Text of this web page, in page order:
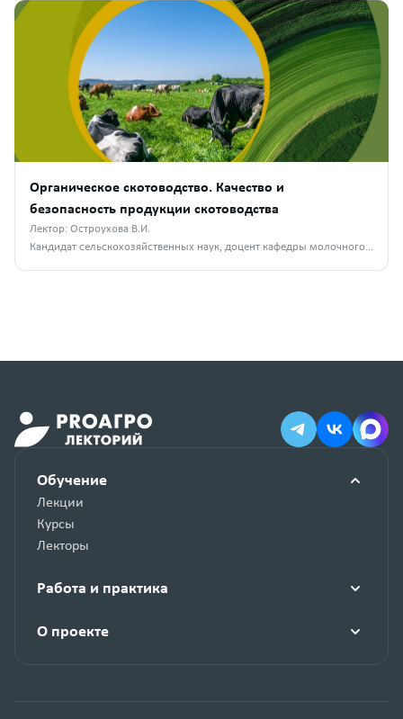
Органическое скотоводство. Качество и
безопасность продукции скотоводства
Лектор: Остроухова В.И.
Кандидат сельскохозяйственных наук, доцент кафедры молочного и мясного скотоводства РГАУ-МСХА им. К. А. Тимирязева
Обучение
Лекции
Курсы
Лекторы
Работа и практика
О проекте